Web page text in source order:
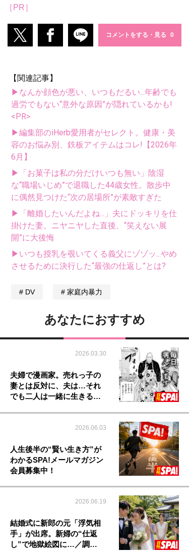
［PR］
コメントをする・見る
【関連記事】
▶なんか顔色が悪い、いつもだるい...年齢でも
過労でもない“意外な原因”が隠れているかも!
<PR>
▶編集部のiHerb愛用者がセレクト。健康・美
容のお悩み別、鉄板アイテムはコレ!【2026年
6月】
▶「お菓子は私の分だけいつも無い」陰湿
な“職場いじめ”で退職した44歳女性。散歩中
に偶然見つけた“次の居場所”が素敵すぎた
▶「離婚したいんだよね...」夫にドッキリを仕
掛けた妻。ニヤニヤした直後、“笑えない展
開”に大後悔
▶いつも授乳を覗いてくる義父にゾゾッ...やめ
させるために決行した“最強の仕返し”とは?
DV 家庭内暴力
あなたにおすすめ
2026.03.30
夫婦で漫画家。売れっ子の
妻とは反対に、夫は…それ
でも二人は一緒に生きる…
2026.06.03
人生後半の“賢い生き方”が
わかるSPA!メールマガジン
会員募集中！
2026.06.19
結婚式に新郎の元「浮気相
手」が出席。新婦の“仕返
し”で地獄絵図に…／調…